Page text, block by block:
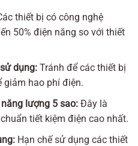
thiết bị có công nghệ
50% điện năng so với thiết
dụng:Tránh để các thiết bị
giảm hao phí điện.
lượng 5 sao:Đây là
tiết kiệm điện cao nhất.
Hạn chế sử dụng các thiết